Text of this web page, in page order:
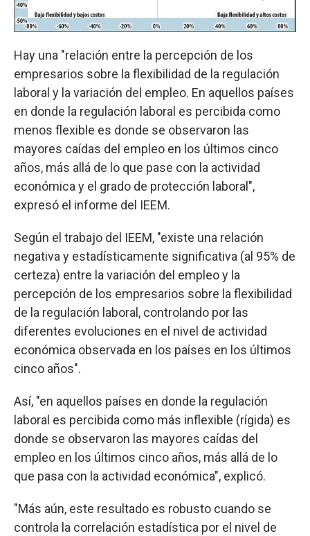
Hay una "relación entre la percepción de los
empresarios sobre la flexibilidad de la regulación
laboral y la variación del empleo. En aquellos países
en donde la regulación laboral es percibida como
menos flexible es donde se observaron las
mayores caídas del empleo en los últimos cinco
años, más allá de lo que pase con la actividad
económica y el grado de protección laboral",
expresó el informe del IEEM.
Según el trabajo del IEEM, "existe una relación
negativa y estadísticamente significativa (al 95% de
certeza) entre la variación del empleo y la
percepción de los empresarios sobre la flexibilidad
de la regulación laboral, controlando por las
diferentes evoluciones en el nivel de actividad
económica observada en los países en los últimos
cinco años".
Así, "en aquellos países en donde la regulación
laboral es percibida como más inflexible (rígida) es
donde se observaron las mayores caídas del
empleo en los últimos cinco años, más allá de lo
que pasa con la actividad económica", explicó.
"Más aún, este resultado es robusto cuando se
controla la correlación estadística por el nivel de